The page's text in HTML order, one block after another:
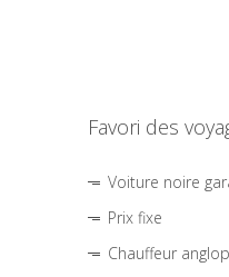
Favori des
Voiture noire
Prix fixe
Chauffeur